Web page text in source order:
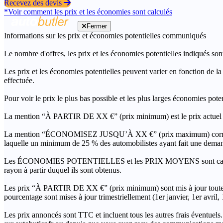
Recevez des devis
*Voir comment les prix et les économies sont calculés
Fermer
Informations sur les prix et économies potentielles communiqués
Le nombre d'offres, les prix et les économies potentielles indiqués
Les prix et les économies potentielles peuvent varier en fonction de
effectuée.
Pour voir le prix le plus bas possible et les plus larges économies
La mention “À PARTIR DE XX €” (prix minimum) est le prix actuel
La mention “ÉCONOMISEZ JUSQU’À XX €” (prix maximum)
laquelle un minimum de 25 % des automobilistes ayant fait une
Les ÉCONOMIES POTENTIELLES et les PRIX MOYENS sont
rayon à partir duquel ils sont obtenus.
Les prix “À PARTIR DE XX €” (prix minimum) sont mis à jour
pourcentage sont mises à jour trimestriellement (1er janvier, 1er
Les prix annoncés sont TTC et incluent tous les autres frais